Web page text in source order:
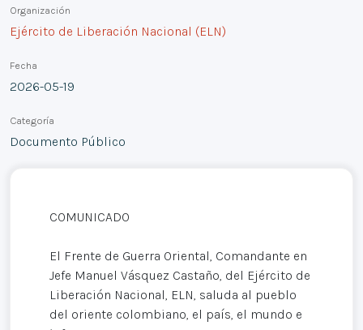
Organización
Ejército de Liberación Nacional (ELN)
Fecha
2026-05-19
Categoría
Documento Público
COMUNICADO
El Frente de Guerra Oriental, Comandante en
Jefe Manuel Vásquez Castaño, del Ejército de
Liberación Nacional, ELN, saluda al pueblo
del oriente colombiano, el país, el mundo e